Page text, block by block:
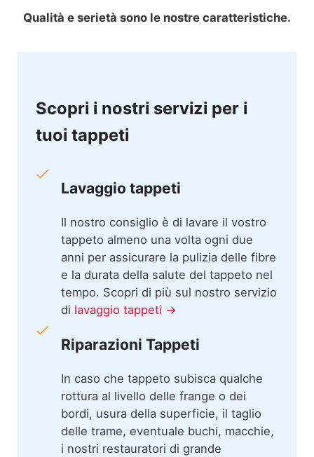
Qualità e serietà sono le nostre caratteristiche.
Scopri i nostri servizi per i
tuoi tappeti
Lavaggio tappeti
Il nostro consiglio è di lavare il vostro
tappeto almeno una volta ogni due
anni per assicurare la pulizia delle fibre
e la durata della salute del tappeto nel
tempo. Scopri di più sul nostro servizio
di lavaggio tappeti →
Riparazioni Tappeti
In caso che tappeto subisca qualche
rottura al livello delle frange o dei
bordi, usura della superficie, il taglio
delle trame, eventuale buchi, macchie,
i nostri restauratori di grande